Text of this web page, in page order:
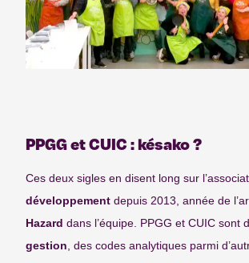
PPGG et CUIC : késako ?
Ces deux sigles en disent long sur
développement depuis 2013, année de
Hazard dans l’équipe. PPGG et CUIC sont
gestion, des codes analytiques parmi